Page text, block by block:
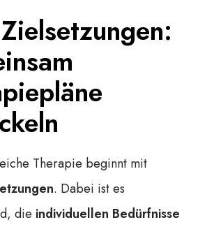
Therapie beginnt mit
. Dabei ist es
die individuellen Bedürfnisse